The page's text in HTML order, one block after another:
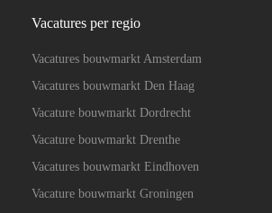
Vacatures per regio
Vacatures bouwmarkt Amsterdam
Vacatures bouwmarkt Den Haag
Vacature bouwmarkt Dordrecht
Vacature bouwmarkt Drenthe
Vacatures bouwmarkt Eindhoven
Vacature bouwmarkt Groningen